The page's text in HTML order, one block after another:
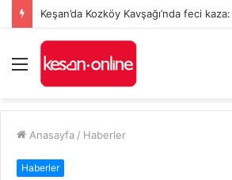
Keşan’da Kozköy Kavşağı’nda feci
Menü
Anasayfa / Haberler
Haberler